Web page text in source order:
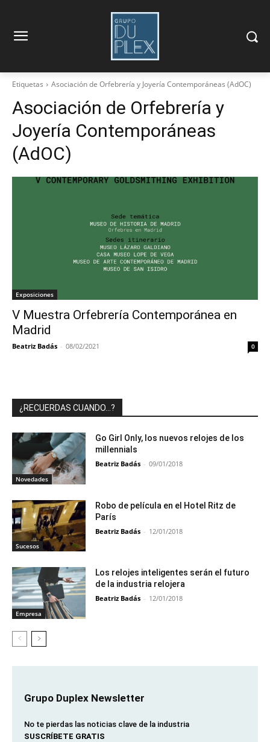
Etiquetas Asociación de Orfebrería y Joyería Contemporáneas (AdOC)
Asociación de Orfebrería y
Joyería Contemporáneas
(AdOC)
Exposiciones
V Muestra Orfebrería Contemporánea en
Madrid
Beatriz Badás - 08/02/2021 0
¿RECUERDAS CUANDO…?
Novedades
Go Girl Only, los nuevos relojes de los
millennials
Beatriz Badás - 09/01/2018
Sucesos
Robo de película en el Hotel Ritz de
París
Beatriz Badás - 12/01/2018
Empresa
Los relojes inteligentes serán el futuro
de la industria relojera
Beatriz Badás - 12/01/2018
Grupo Duplex Newsletter
No te pierdas las noticias clave de la industria
SUSCRÍBETE GRATIS